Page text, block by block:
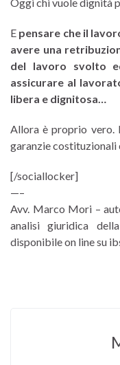
Oggi chi vuole dignità
E pensare che il
avere una
del lavoro svolto
assicurare al
libera e dignitosa…
Allora è proprio vero.
garanzie costituzionali
[/sociallocker]
—–
Avv. Marco Mori –
analisi giuridica
disponibile on line su